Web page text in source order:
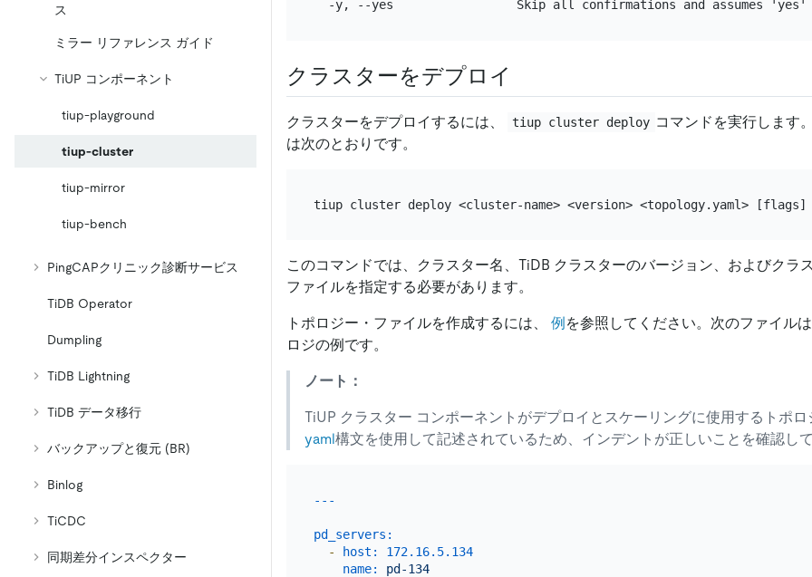
ス
ミラー リファレンス ガイド
TiUP コンポーネント
tiup-playground
tiup-cluster
tiup-mirror
tiup-bench
PingCAPクリニック診断サービス
TiDB Operator
Dumpling
TiDB Lightning
TiDB データ移行
バックアップと復元 (BR)
Binlog
TiCDC
同期差分インスペクター
クラスターをデプロイ
クラスターをデプロイするには、 tiup cluster deploy コマンドを実行します
は次のとおりです。
このコマンドでは、クラスター名、TiDB クラスターのバージョン、およびクラ
ファイルを指定する必要があります。
トポロジー・ファイルを作成するには、 例 を参照してください。次のファイル
ロジの例です。
ノート：
TiUP クラスター コンポーネントがデプロイとスケーリングに使用するトポロ
yaml構文を使用して記述されているため、インデントが正しいことを確認して
pd_servers:
-
host: 172.16.5.134
name:
pd-134